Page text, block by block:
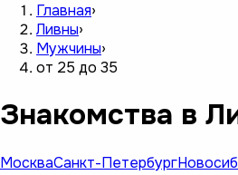
Главная›
Ливны›
Мужчины›
от 25 до 35
Знакомства в
МоскваСанкт-Петербург